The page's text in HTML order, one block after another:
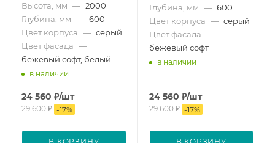
Высота, мм — 2000
Глубина, мм — 600
Цвет корпуса — серый
Цвет фасада —
бежевый софт, белый
в наличии
24 560 ₽/шт
29 600₽ -17%
Глубина, мм — 600
Цвет корпуса — серый
Цвет фасада —
бежевый софт
в наличии
24 560 ₽/шт
29 600₽ -17%